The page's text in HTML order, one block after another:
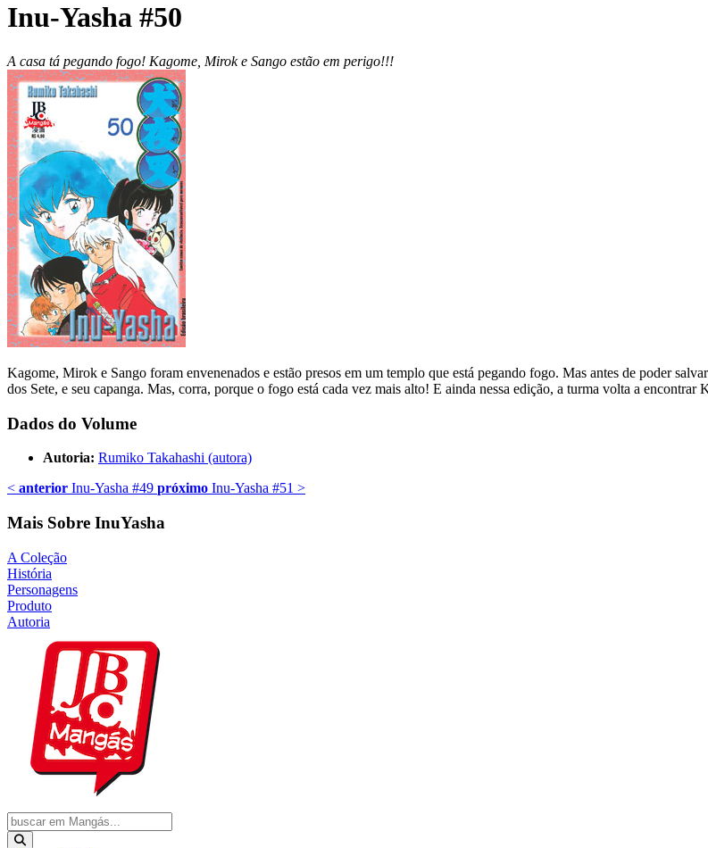
Inu-Yasha #50
A casa tá pegando fogo! Kagome, Mirok e Sango estão em perigo!!!
Kagome, Mirok e Sango foram envenenados e estão presos em um templo que está pegando fogo. Mas antes de poder
dos Sete, e seu capanga. Mas, corra, porque o fogo está cada vez mais alto! E ainda nessa edição, a turma volta a
Dados do Volume
Autoria: Rumiko Takahashi (autora)
< anterior Inu-Yasha #49 próximo Inu-Yasha #51 >
Mais Sobre InuYasha
A Coleção
História
Personagens
Produto
Autoria